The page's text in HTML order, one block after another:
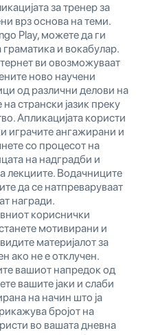
за тренер за
врз основа на теми.
Play, можете да ги
и вокабулар.
ви овозможуваат
ново научени
од различни делови на
странски јазик преку
Апликацијата користи
играчите ангажирани и
со процесот на
на надградби и
лекциите. Водачниците
да се натпреваруваат
награди.
кориснички
мотивирани и
материјалот за
ако не е отклучен.
вашиот напредок од
вашите јаки и слаби
на начин што ја
бројот на
во вашата дневна